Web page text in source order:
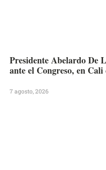
Presidente Abelardo De
ante el Congreso, en
7 agosto, 2026